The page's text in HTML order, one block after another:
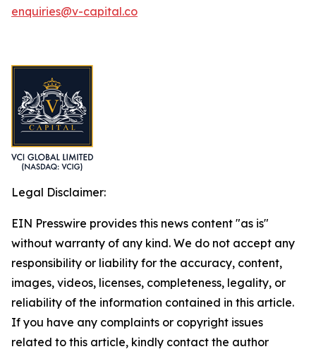
enquiries@v-capital.co
Legal Disclaimer:
EIN Presswire provides this news content "as is"
without warranty of any kind. We do not accept any
responsibility or liability for the accuracy, content,
images, videos, licenses, completeness, legality, or
reliability of the information contained in this article.
If you have any complaints or copyright issues
related to this article, kindly contact the author